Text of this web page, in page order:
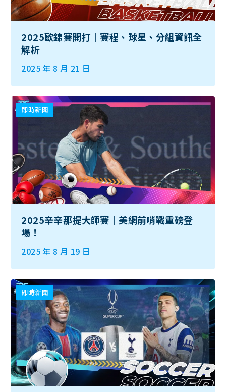
2025歐錦賽開打｜賽程、球星、分組資訊全
解析
2025 年 8 月 21 日
即時新聞
2025辛辛那提大師賽｜美網前哨戰重磅登
場！
2025 年 8 月 19 日
即時新聞